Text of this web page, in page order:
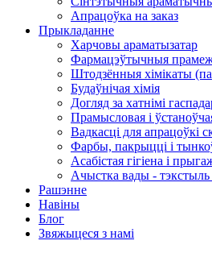
Апрацоўка на заказ
Прыкладанне
Харчовы араматызатар
Фармацэўтычныя
Штодзённыя хімікаты
Будаўнічая хімія
Догляд за хатнімі
Прамысловая і
Вадкасці для апрацоўкі
Фарбы, пакрыцці і
Асабістая гігіена і
Ачыстка вады - тэкстыль
Рашэнне
Навіны
Блог
Звяжыцеся з намі